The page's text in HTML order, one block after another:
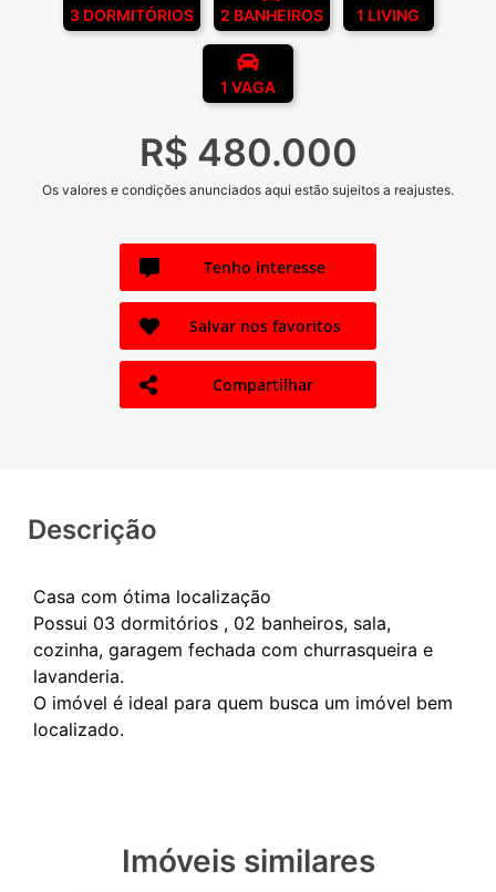
3 DORMITÓRIOS 2 BANHEIROS 1 LIVING
1 VAGA
R$ 480.000
Os valores e condições anunciados aqui estão sujeitos a reajustes.
Tenho interesse
Salvar nos favoritos
Compartilhar
Descrição
Casa com ótima localização
Possui 03 dormitórios , 02 banheiros, sala,
cozinha, garagem fechada com churrasqueira e
lavanderia.
O imóvel é ideal para quem busca um imóvel bem
Imóveis similares